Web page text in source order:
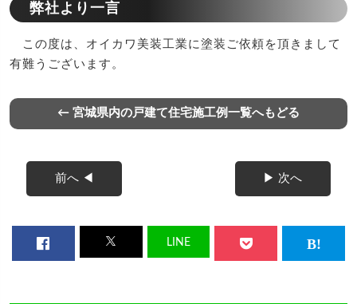
弊社より一言
この度は、オイカワ美装工業に塗装ご依頼を頂きまして
有難うございます。
← 宮城県内の戸建て住宅施工例一覧へもどる
前へ ◀ ▶ 次へ
LINE